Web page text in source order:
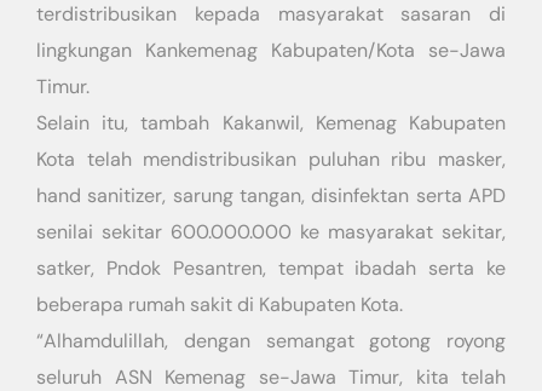
terdistribusikan kepada masyarakat sasaran di
lingkungan Kankemenag Kabupaten/Kota se-Jawa
Timur.
Selain itu, tambah Kakanwil, Kemenag Kabupaten
Kota telah mendistribusikan puluhan ribu masker,
hand sanitizer, sarung tangan, disinfektan serta APD
senilai sekitar 600.000.000 ke masyarakat sekitar,
satker, Pndok Pesantren, tempat ibadah serta ke
beberapa rumah sakit di Kabupaten Kota.
“Alhamdulillah, dengan semangat gotong royong
seluruh ASN Kemenag se-Jawa Timur, kita telah